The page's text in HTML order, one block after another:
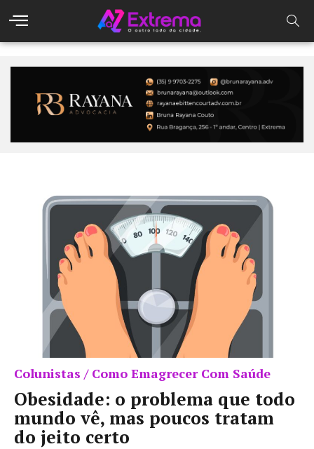
Colunistas / Como Emagrecer Com Saúde
Obesidade: o problema que todo
mundo vê, mas poucos tratam
do jeito certo